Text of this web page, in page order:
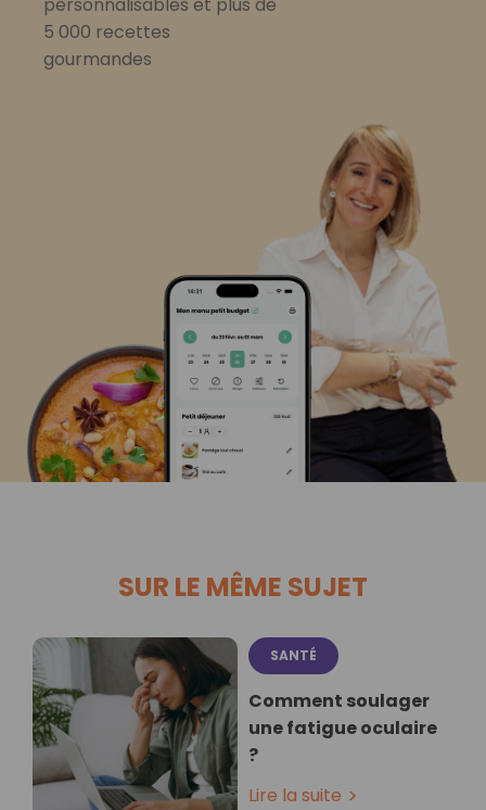
personnalisables et plus de
5 000 recettes
gourmandes
SUR LE MÊME SUJET
SANTÉ
Comment soulager
une fatigue oculaire
?
Lire la suite